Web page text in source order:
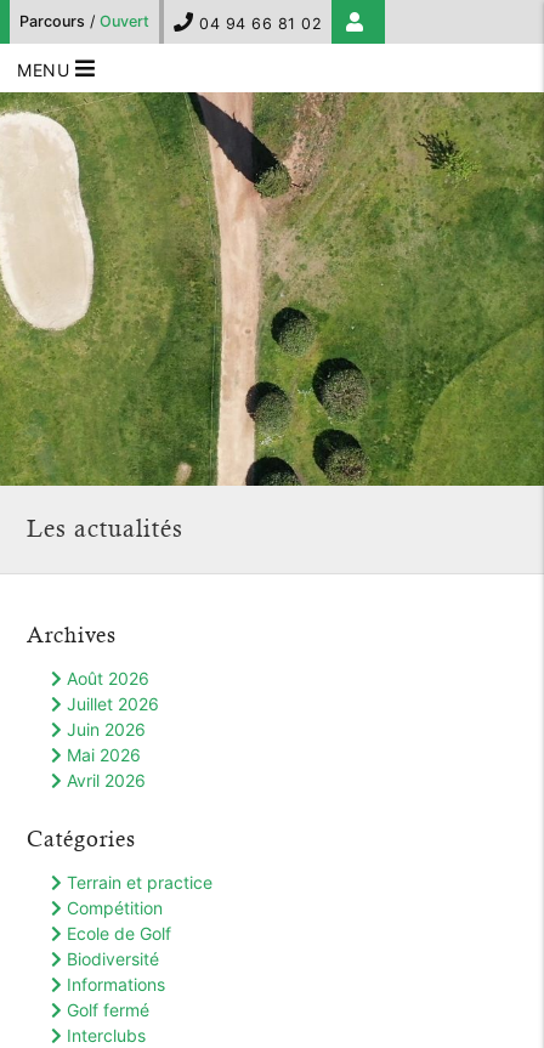
Parcours / Ouvert 04 94 66 81 02
MENU
Les actualités
Archives
Août 2026
Juillet 2026
Juin 2026
Mai 2026
Avril 2026
Catégories
Terrain et practice
Compétition
Ecole de Golf
Biodiversité
Informations
Golf fermé
Interclubs